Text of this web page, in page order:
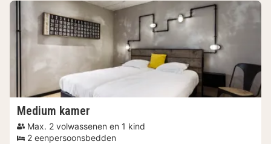
Medium kamer
Max. 2 volwassenen en 1 kind
2 eenpersoonsbedden